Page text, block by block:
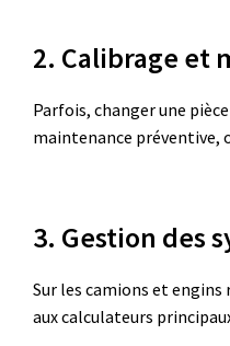
2. Calibrage et
Parfois, changer une
maintenance préventive,
3. Gestion des
Sur les camions et
aux calculateurs